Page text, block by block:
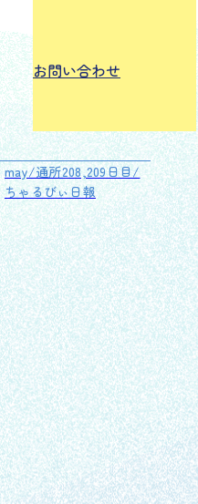
お問い合わせ
may/通所208,209日目/
ちゃるびぃ日報